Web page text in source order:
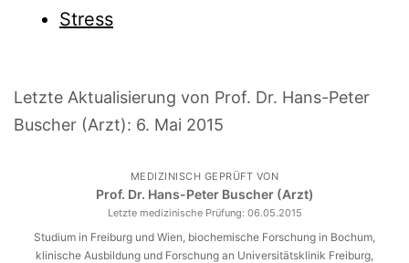
Stress
Letzte Aktualisierung von Prof. Dr. Hans-Peter
Buscher (Arzt): 6. Mai 2015
MEDIZINISCH GEPRÜFT VON
Prof. Dr. Hans-Peter Buscher (Arzt)
Letzte medizinische Prüfung: 06.05.2015
Studium in Freiburg und Wien, biochemische Forschung in Bochum,
klinische Ausbildung und Forschung an Universitätsklinik Freiburg,